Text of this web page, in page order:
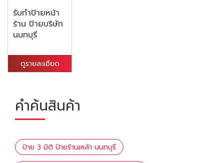
รับทำป้ายหน้า
ร้าน ป้ายบริษัท
นนทบุรี
ดูรายละเอียด
คำค้นสินค้า
ป้าย 3 มิติ ป้ายร้านเหล้า นนทบุรี